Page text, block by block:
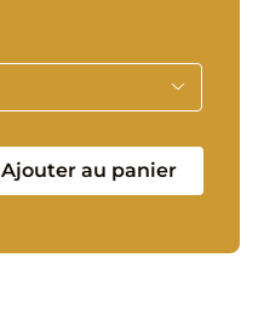
prix :
55,00 €

Ajouter au panier